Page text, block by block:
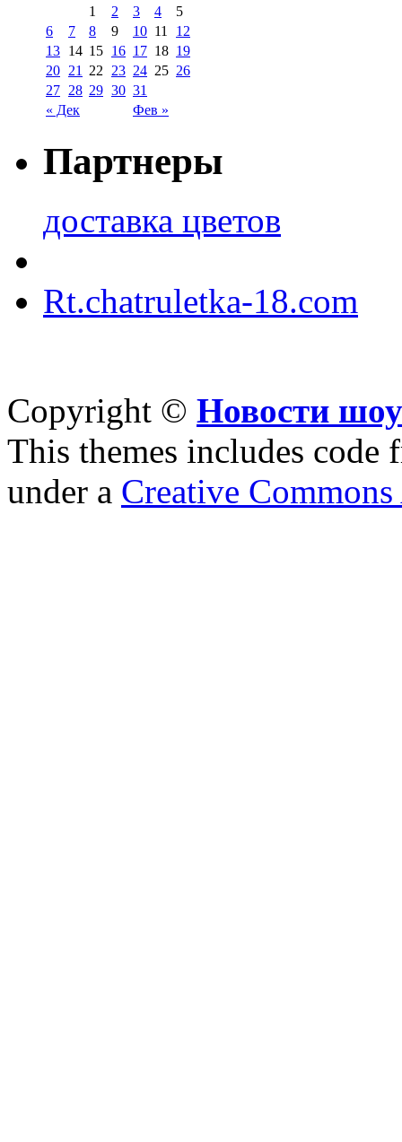
« Дек Фев »
1 2 3 4
5
6
7 8 9 10 11
12
13 14 15 16 17 18 19
20 21 22 23 24 25 26
27 28 29 30 31
Партнеры
доставка цветов
Rt.chatruletka-18.com
Copyright © Новости
This themes includes code
under a Creative